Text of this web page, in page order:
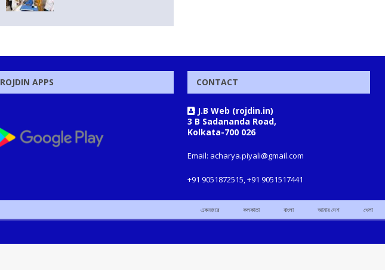
ROJDIN APPS CONTACT
J.B Web (rojdin.in)
3 B Sadananda Road,
Kolkata-700 026
Email: acharya.piyali@gmail.com
+91 9051872515, +91 9051517441
একনজরে কলকাতা বাংলা আমার দেশ খেলা